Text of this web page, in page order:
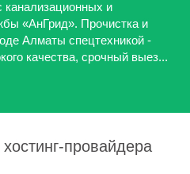
канализационных и
«АнГрид». Прочистка и
Алматы спецтехникой -
качества, срочный выез...
провайдера